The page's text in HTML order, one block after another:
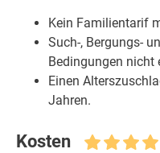
Kein Familientarif
Such-, Bergungs-
Bedingungen nicht
Einen
Jahren.
Kosten